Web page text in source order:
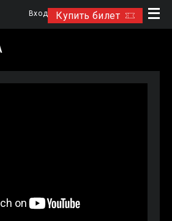
Купить билет
Вход